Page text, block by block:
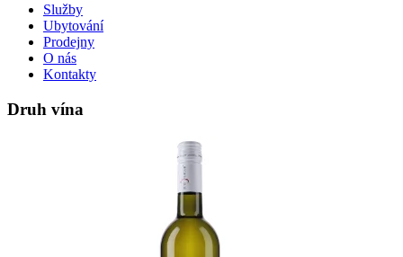
Služby
Ubytování
Prodejny
O nás
Kontakty
Druh vína